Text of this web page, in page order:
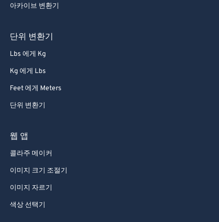
아카이브 변환기
단위 변환기
Lbs 에게 Kg
Kg 에게 Lbs
Feet 에게 Meters
단위 변환기
웹 앱
콜라주 메이커
이미지 크기 조절기
이미지 자르기
색상 선택기